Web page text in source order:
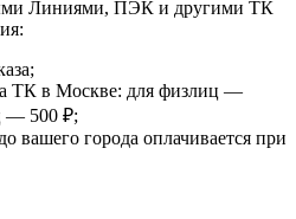
Линиями, ПЭК и другими ТК
ТК в Москве: для физлиц —
— 500 ₽;
вашего города оплачивается при